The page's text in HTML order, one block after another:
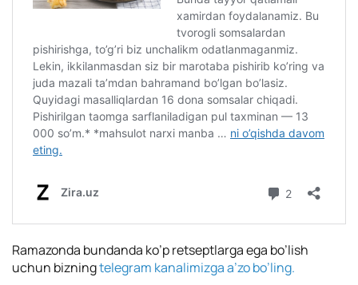
Ramazonda bundanda ko’p retseptlarga ega bo’lish
uchun bizningtelegram kanalimizga a’zo bo’ling.